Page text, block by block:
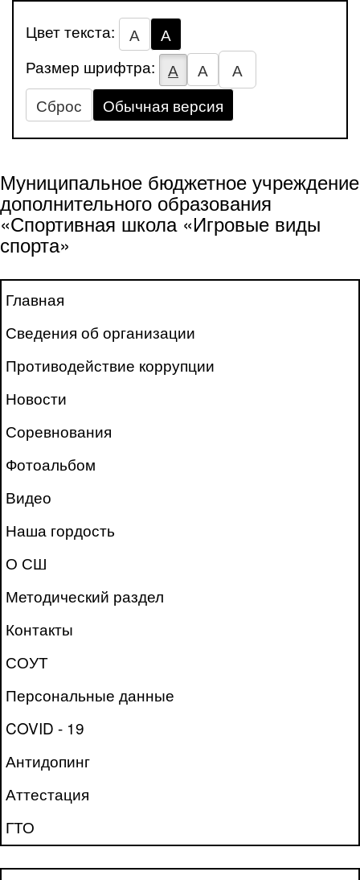
Цвет текста: А
А
Размер шрифтра:
А А
А
Сброс
Обычная версия
Муниципальное бюджетное учреждение
дополнительного образования
«Спортивная школа «Игровые виды
спорта»
Главная
Сведения об организации
Противодействие коррупции
Новости
Соревнования
Фотоальбом
Видео
Наша гордость
О СШ
Методический раздел
Контакты
СОУТ
Персональные данные
COVID - 19
Антидопинг
Аттестация
ГТО